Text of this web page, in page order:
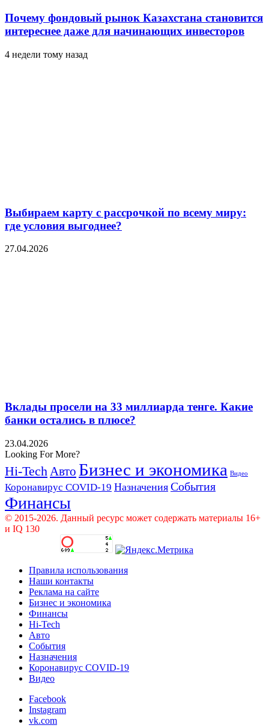
Почему фондовый рынок Казахстана становится
интереснее даже для начинающих инвесторов
4 недели тому назад
Выбираем карту с рассрочкой по всему миру:
где условия выгоднее?
27.04.2026
Вклады просели на 33 миллиарда тенге. Какие
банки остались в плюсе?
23.04.2026
Looking For More?
Hi-Tech Авто Бизнес и экономика Видео
Коронавирус COVID-19 Назначения События
Финансы
© 2015-2026. Данный ресурс может содержать материалы 16+
и IQ 130
Правила использования
Наши контакты
Реклама на сайте
Бизнес и экономика
Финансы
Hi-Tech
Авто
События
Назначения
Коронавирус COVID-19
Видео
Facebook
Instagram
vk.com